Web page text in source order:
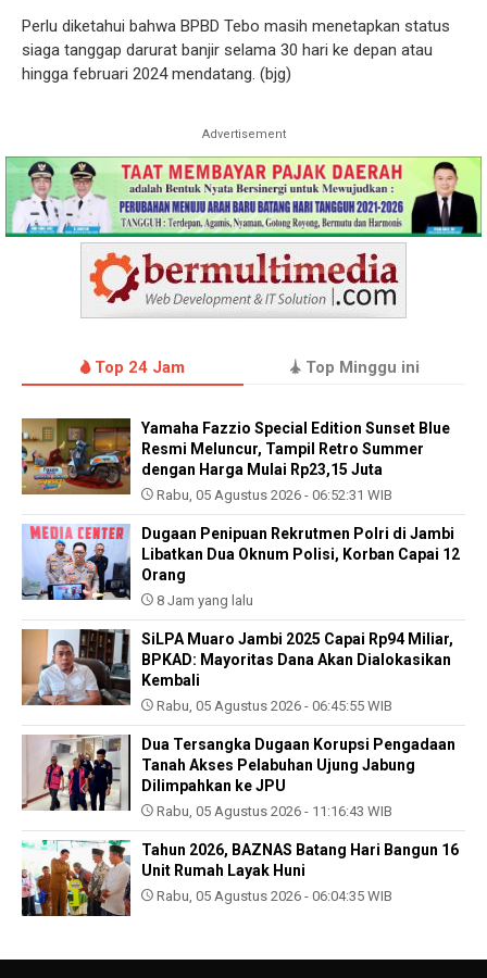
Perlu diketahui bahwa BPBD Tebo masih menetapkan status
siaga tanggap darurat banjir selama 30 hari ke depan atau
hingga februari 2024 mendatang. (bjg)
Advertisement
Top 24 Jam Top Minggu ini
Yamaha Fazzio Special Edition Sunset Blue
Resmi Meluncur, Tampil Retro Summer
dengan Harga Mulai Rp23,15 Juta
Rabu, 05 Agustus 2026 - 06:52:31 WIB
Dugaan Penipuan Rekrutmen Polri di Jambi
Libatkan Dua Oknum Polisi, Korban Capai 12
Orang
8 Jam yang lalu
SiLPA Muaro Jambi 2025 Capai Rp94 Miliar,
BPKAD: Mayoritas Dana Akan Dialokasikan
Kembali
Rabu, 05 Agustus 2026 - 06:45:55 WIB
Dua Tersangka Dugaan Korupsi Pengadaan
Tanah Akses Pelabuhan Ujung Jabung
Dilimpahkan ke JPU
Rabu, 05 Agustus 2026 - 11:16:43 WIB
Tahun 2026, BAZNAS Batang Hari Bangun 16
Unit Rumah Layak Huni
Rabu, 05 Agustus 2026 - 06:04:35 WIB